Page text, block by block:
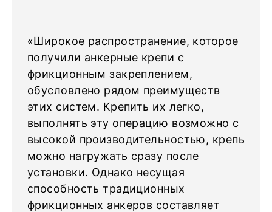
«Широкое распространение, которое
получили анкерные крепи с
фрикционным закреплением,
обусловлено рядом преимуществ
этих систем. Крепить их легко,
выполнять эту операцию возможно с
высокой производительностью, крепь
можно нагружать сразу после
установки. Однако несущая
способность традиционных
фрикционных анкеров составляет